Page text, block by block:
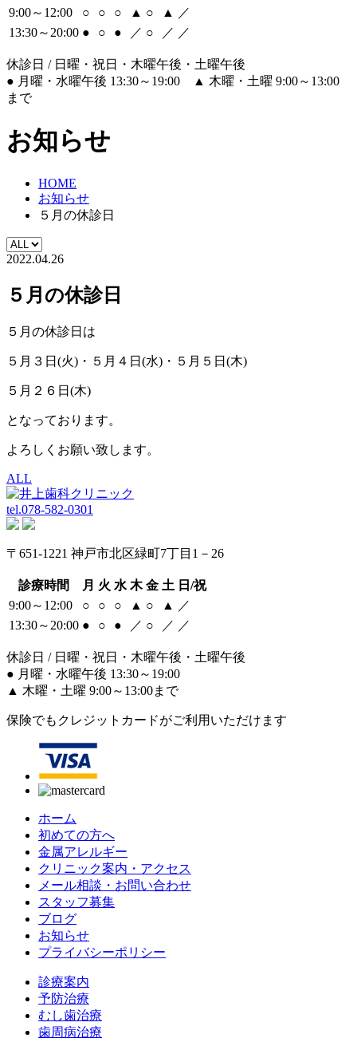
9:00～12:00
○ ○ ○ ▲ ○ ▲
／
13:30～20:00 ● ○ ● ／ ○ ／ ／
休診日 / 日曜・祝日・木曜午後・土曜午後
● 月曜・水曜午後 13:30～19:00 ▲ 木曜・土曜 9:00～13:00
まで
お知らせ
HOME
お知らせ
５月の休診日
2022.04.26
５月の休診日
５月の休診日は
５月３日(火)・５月４日(水)・５月５日(木)
５月２６日(木)
となっております。
よろしくお願い致します。
ALL
tel.078-582-0301
〒651-1221 神戸市北区緑町7丁目1－26
診療時間 月 火 水 木 金 土 日/祝
9:00～12:00
○ ○ ○ ▲ ○ ▲
／
13:30～20:00 ● ○ ● ／ ○ ／ ／
休診日 / 日曜・祝日・木曜午後・土曜午後
● 月曜・水曜午後 13:30～19:00
▲ 木曜・土曜 9:00～13:00まで
保険でもクレジットカードがご利用いただけます
ホーム
初めての方へ
金属アレルギー
クリニック案内・アクセス
メール相談・お問い合わせ
スタッフ募集
ブログ
お知らせ
プライバシーポリシー
診療案内
予防治療
むし歯治療
歯周病治療